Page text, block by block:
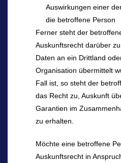
Auswirkungen einer
die betroffene Person
Ferner steht der
Auskunftsrecht darüber
Daten an ein Drittland
Organisation übermittelt
Fall ist, so steht der
das Recht zu, Auskunft
Garantien im
zu erhalten.
Möchte eine betroffene
Auskunftsrecht in